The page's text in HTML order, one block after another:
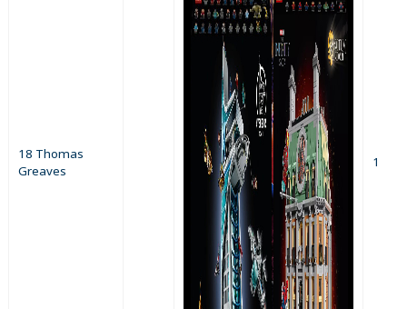
18 Thomas
Greaves
1